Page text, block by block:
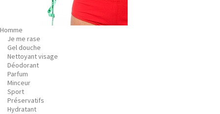
Homme
Je me rase
Gel douche
Nettoyant visage
Déodorant
Parfum
Minceur
Sport
Préservatifs
Hydratant